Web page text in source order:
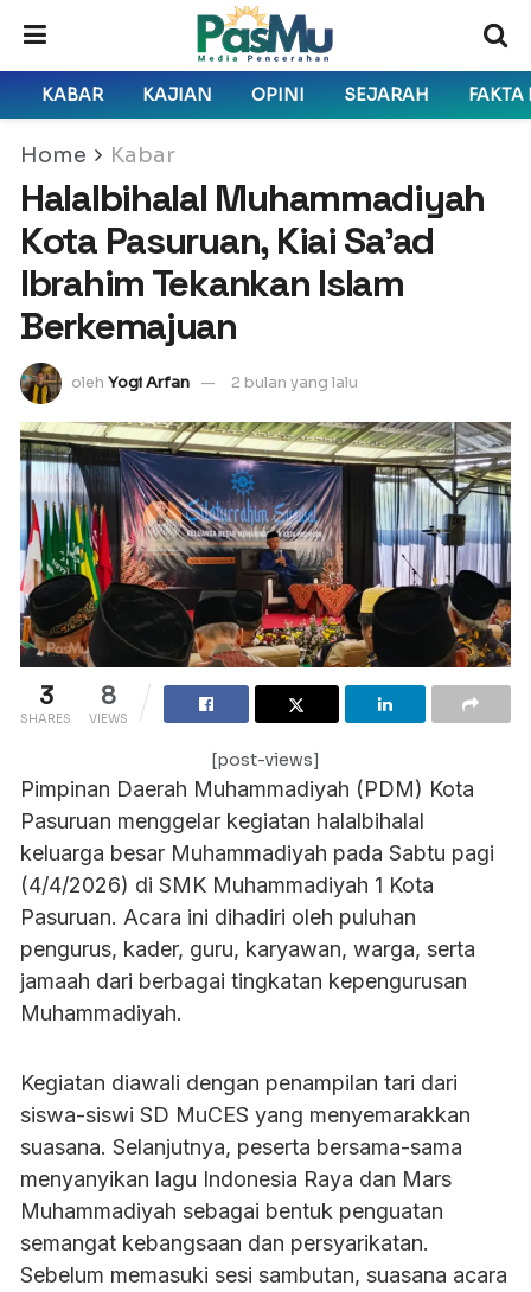
KABAR KAJIAN OPINI SEJARAH FAKTA
Home Kabar
Halalbihalal Muhammadiyah
Kota Pasuruan, Kiai Sa’ad
Ibrahim Tekankan Islam
Berkemajuan
oleh Yogi Arfan 2 bulan yang lalu
3
SHARES
8
VIEWS
[post-views]
Pimpinan Daerah Muhammadiyah (PDM) Kota
Pasuruan menggelar kegiatan halalbihalal
keluarga besar Muhammadiyah pada Sabtu pagi
(4/4/2026) di SMK Muhammadiyah 1 Kota
Pasuruan. Acara ini dihadiri oleh puluhan
pengurus, kader, guru, karyawan, warga, serta
jamaah dari berbagai tingkatan kepengurusan
Muhammadiyah.
Kegiatan diawali dengan penampilan tari dari
siswa-siswi SD MuCES yang menyemarakkan
suasana. Selanjutnya, peserta bersama-sama
menyanyikan lagu Indonesia Raya dan Mars
Muhammadiyah sebagai bentuk penguatan
semangat kebangsaan dan persyarikatan.
Sebelum memasuki sesi sambutan, suasana acara